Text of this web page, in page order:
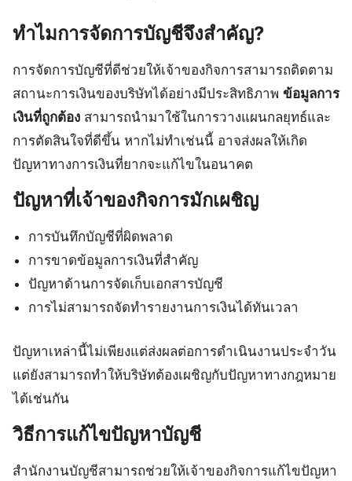
ทำไมการจัดการบัญชีจึงสำคัญ?
การจัดการบัญชีที่ดีช่วยให้เจ้าของกิจการสามารถติดตาม
สถานะการเงินของบริษัทได้อย่างมีประสิทธิภาพ ข้อมูลการ
เงินที่ถูกต้อง สามารถนำมาใช้ในการวางแผนกลยุทธ์และ
การตัดสินใจที่ดีขึ้น หากไม่ทำเช่นนี้ อาจส่งผลให้เกิด
ปัญหาทางการเงินที่ยากจะแก้ไขในอนาคต
ปัญหาที่เจ้าของกิจการมักเผชิญ
การบันทึกบัญชีที่ผิดพลาด
การขาดข้อมูลการเงินที่สำคัญ
ปัญหาด้านการจัดเก็บเอกสารบัญชี
การไม่สามารถจัดทำรายงานการเงินได้ทันเวลา
ปัญหาเหล่านี้ไม่เพียงแต่ส่งผลต่อการดำเนินงานประจำวัน
แต่ยังสามารถทำให้บริษัทต้องเผชิญกับปัญหาทางกฎหมาย
ได้เช่นกัน
วิธีการแก้ไขปัญหาบัญชี
สำนักงานบัญชีสามารถช่วยให้เจ้าของกิจการแก้ไขปัญหา